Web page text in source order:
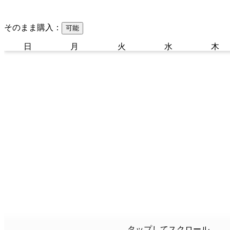
そのまま購入： 可能
日 月 火 水 木